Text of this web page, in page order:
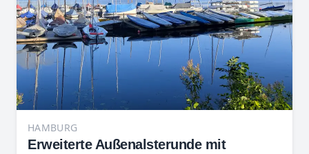
HAMBURG
Erweiterte Außenalsterunde mit